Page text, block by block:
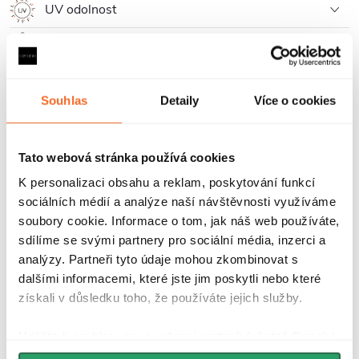
Souhlas Detaily Více o cookies
Tato webová stránka používá cookies
K personalizaci obsahu a reklam, poskytování funkcí
sociálních médií a analýze naší návštěvnosti využíváme
soubory cookie. Informace o tom, jak náš web používáte,
sdílíme se svými partnery pro sociální média, inzerci a
analýzy. Partneři tyto údaje mohou zkombinovat s
dalšími informacemi, které jste jim poskytli nebo které
získali v důsledku toho, že používáte jejich služby.
můžeme používat cookies pro analytiku a
UV odolnost
Co je to Rimless
Tento inovativní bezokrajový (Rimless) systém splachování
představuje konstrukční řešení keramické WC mísy, které
zcela eliminuje tradiční splachovací okraj.
Tím se zásadně
mění průběh proudění vody, způsob údržby i hygienické